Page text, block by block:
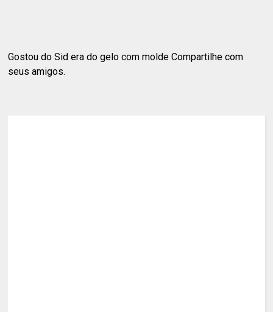
Gostou do Sid era do gelo com molde Compartilhe com
seus amigos.